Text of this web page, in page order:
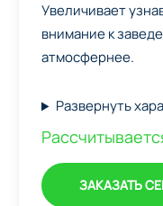
Увеличивает
внимание к
атмосфернее.
Развернуть
ЗАКАЗАТЬ